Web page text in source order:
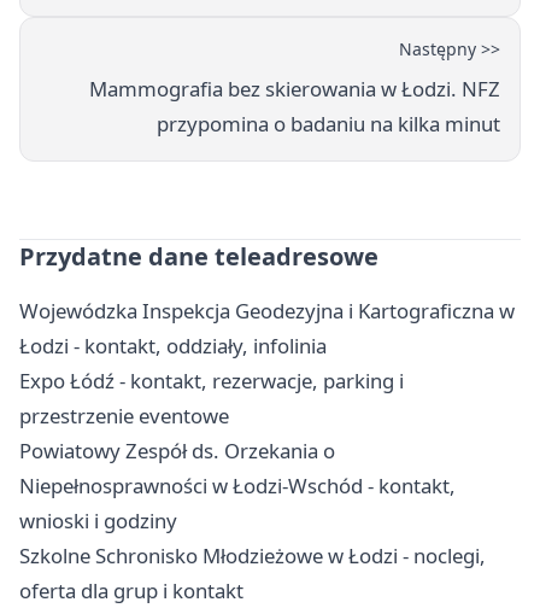
Następny >>
Mammografia bez skierowania w Łodzi. NFZ
przypomina o badaniu na kilka minut
Przydatne dane teleadresowe
Wojewódzka Inspekcja Geodezyjna i Kartograficzna w
Łodzi - kontakt, oddziały, infolinia
Expo Łódź - kontakt, rezerwacje, parking i
przestrzenie eventowe
Powiatowy Zespół ds. Orzekania o
Niepełnosprawności w Łodzi-Wschód - kontakt,
wnioski i godziny
Szkolne Schronisko Młodzieżowe w Łodzi - noclegi,
oferta dla grup i kontakt